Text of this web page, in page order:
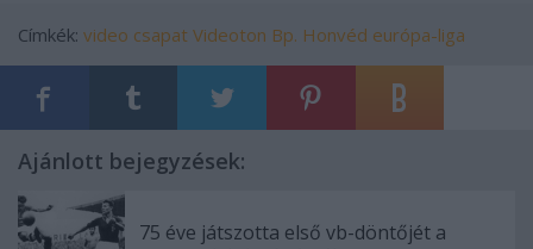
Címkék: video csapat Videoton Bp. Honvéd európa-liga
Ajánlott bejegyzések:
75 éve játszotta első vb-döntőjét a